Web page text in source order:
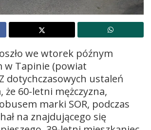
we wtorek późnym
w Tapinie (powiat
dotychczasowych ustaleń
że 60-letni mężczyzna,
marki SOR, podczas
na znajdującego się